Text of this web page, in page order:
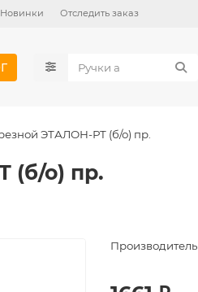
Новинки Отследить заказ
ЭТАЛОН-РТ (б/о) пр.
(б/о) пр.
Производитель